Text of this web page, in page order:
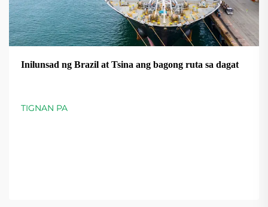
Inilunsad ng Brazil at Tsina ang bagong ruta sa dagat
TIGNAN PA